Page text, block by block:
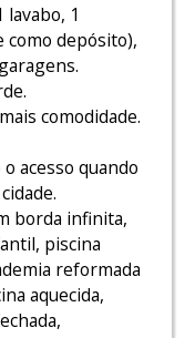
1
como depósito),
comodidade.
acesso quando
borda infinita,
piscina
reformada
aquecida,